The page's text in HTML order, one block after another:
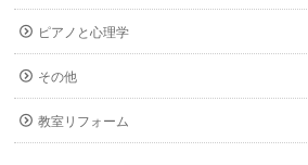
ピアノと心理学
その他
教室リフォーム